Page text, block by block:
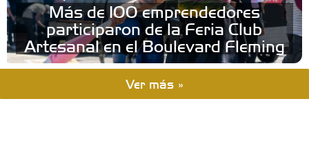
Más de 100 emprendedores
participaron de la Feria Club
Artesanal en el Boulevard Fleming
Ver más »